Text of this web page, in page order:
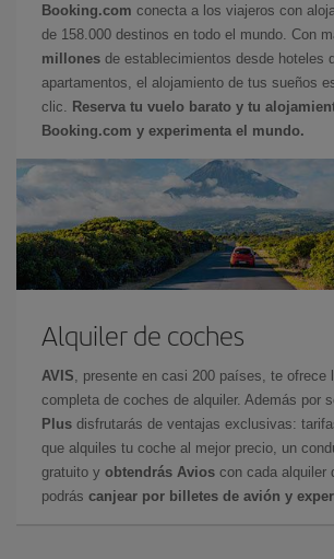
Booking.com conecta a los viajeros con
de 158.000 destinos en todo el mundo. Con
millones de establecimientos desde hoteles
apartamentos, el alojamiento de tus sueños
clic.
Reserva tu vuelo barato y tu
Booking.com y experimenta el mundo.
Alquiler de coches
AVIS , presente en casi 200 países, te ofrece
completa de coches de alquiler. Además por
Plus disfrutarás de ventajas exclusivas:
que alquiles tu coche al mejor precio, un
gratuito y obtendrás Avios con cada alquiler
podrás canjear por billetes de avión y